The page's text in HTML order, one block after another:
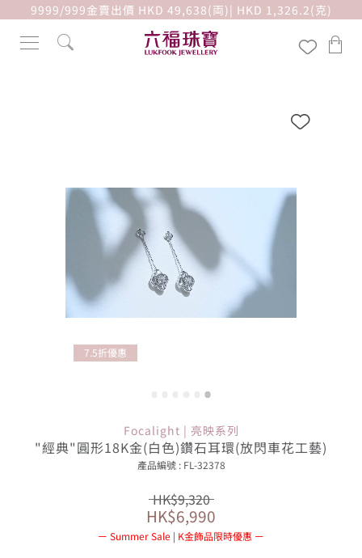
9999/999金賣出價 HKD 49,638(両)| HKD 1,326.2(克)
7.5折優惠
Focalight | 亮映系列
"經典"圓形18K金(白色)鑽石耳環(放閃車花工藝)
產品編號 : FL-32378
HK$9,320
HK$6,990
Summer Sale | K金飾品限時優惠